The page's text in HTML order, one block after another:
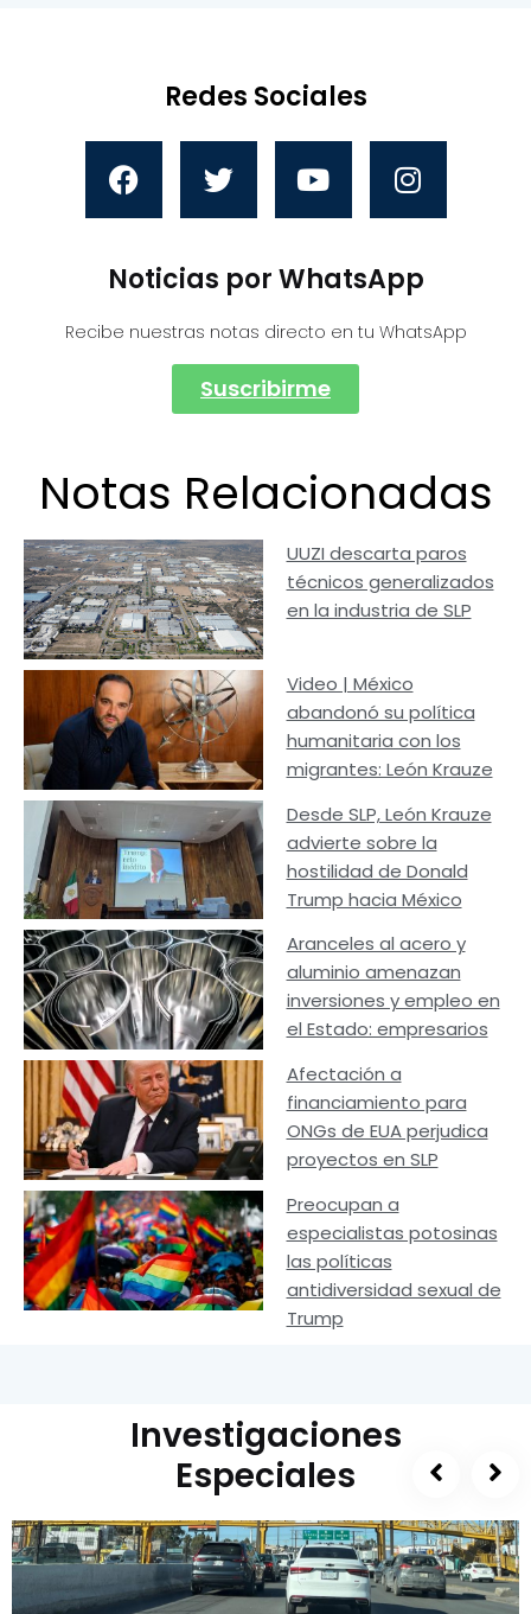
Redes Sociales
Noticias por WhatsApp
Recibe nuestras notas directo en tu WhatsApp
Suscribirme
Notas Relacionadas
UUZI descarta paros
técnicos generalizados
en la industria de SLP
Video | México
abandonó su política
humanitaria con los
migrantes: León Krauze
Desde SLP, León Krauze
advierte sobre la
hostilidad de Donald
Trump hacia México
Aranceles al acero y
aluminio amenazan
inversiones y empleo en
el Estado: empresarios
Afectación a
financiamiento para
ONGs de EUA perjudica
proyectos en SLP
Preocupan a
especialistas potosinas
las políticas
antidiversidad sexual de
Trump
Investigaciones
Especiales